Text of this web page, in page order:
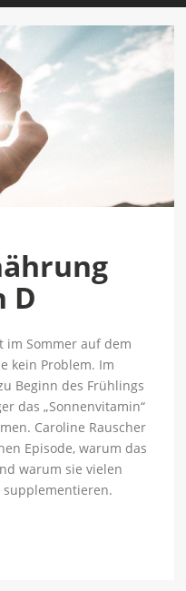
D
im Sommer auf dem
kein Problem. Im
Beginn des Frühlings
das „Sonnenvitamin“
Caroline Rauscher
Episode, warum das
warum sie vielen